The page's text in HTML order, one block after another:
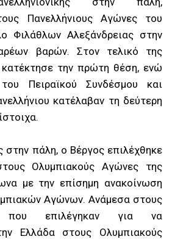
Πανελλήνιους Αγώνες του
Φιλάθλων Αλεξάνδρειας στην
βαρών. Στον τελικό της
κατέκτησε την πρώτη θέση, ενώ
Πειραϊκού Συνδέσμου και
κατέλαβαν τη δεύτερη
στην πάλη, ο Βέργος επιλέχθηκε
Ολυμπιακούς Αγώνες της
με την επίσημη ανακοίνωση
Αγώνων. Ανάμεσα στους
που επιλέγηκαν για να
Ελλάδα στους Ολυμπιακούς